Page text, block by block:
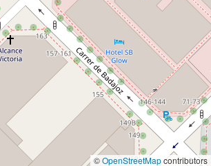
©OpenStreetMapcontributors